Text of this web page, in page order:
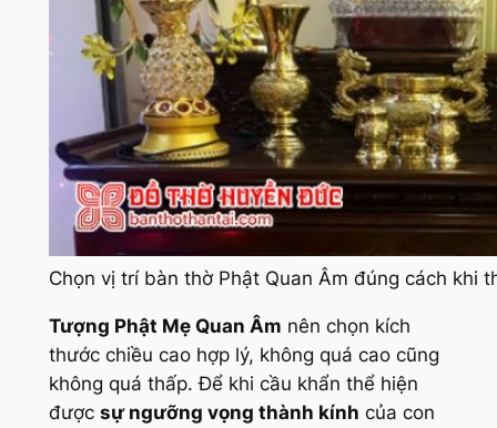
Chọn vị trí bàn thờ Phật Quan Âm đúng cách khi
Tượng Phật Mẹ Quan Âm nên chọn kích
thước chiều cao hợp lý, không quá cao cũng
không quá thấp. Để khi cầu khẩn thể hiện
được sự ngưỡng vọng thành kính của con